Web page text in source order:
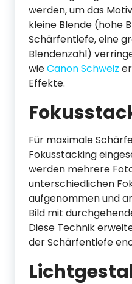
werden, um das
kleine Blende (hohe
Schärfentiefe, eine
Blendenzahl)
wieCanon Schweiz
Effekte.
Für maximale
Fokusstacking
werden mehrere
unterschiedlichen
aufgenommen und
Bild mit
Diese Technik
der Schärfentiefe